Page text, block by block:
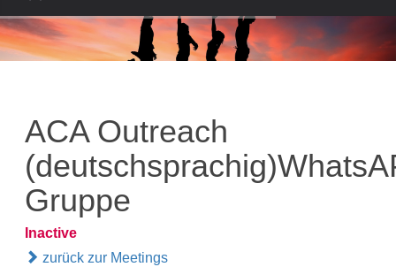
ACA Outreach
Gruppe
Inactive
zurück zur Meetings